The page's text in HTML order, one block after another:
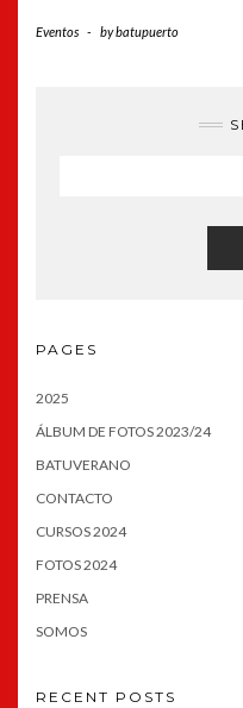
Eventos - bybatupuerto
PAGES
2025
ÁLBUM DE FOTOS 2023/24
BATUVERANO
CONTACTO
CURSOS 2024
FOTOS 2024
PRENSA
SOMOS
RECENT POSTS